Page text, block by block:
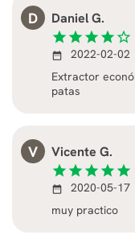
D Daniel G.
star star star star star_border
date_range
2022-02-02
Extractor
patas
V Vicente G.
star star star star star
date_range
2020-05-17
muy practico